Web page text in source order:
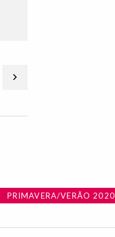
PRIMAVERA/VERÃO 2020